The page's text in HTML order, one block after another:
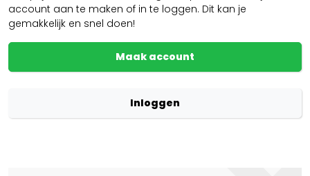
account aan te maken of in te loggen. Dit kan je
gemakkelijk en snel doen!
Maak account
Inloggen